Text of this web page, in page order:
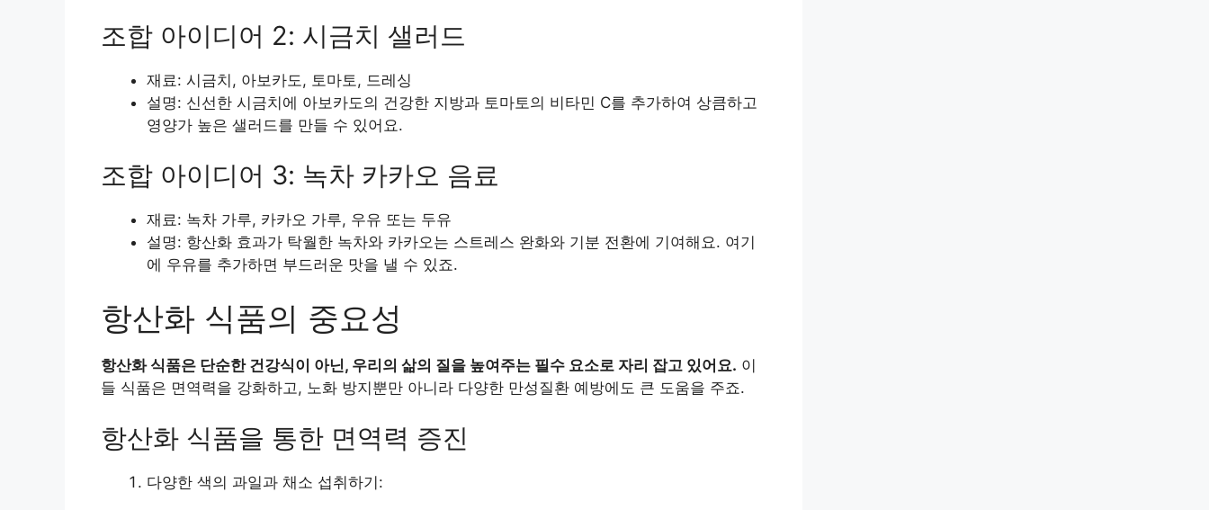
조합 아이디어 2: 시금치 샐러드
재료: 시금치, 아보카도, 토마토, 드레싱
설명: 신선한 시금치에 아보카도의 건강한 지방과 토마토의 비타민 C를 추가하여 상큼하고
영양가 높은 샐러드를 만들 수 있어요.
조합 아이디어 3: 녹차 카카오 음료
재료: 녹차 가루, 카카오 가루, 우유 또는 두유
설명: 항산화 효과가 탁월한 녹차와 카카오는 스트레스 완화와 기분 전환에 기여해요. 여기
에 우유를 추가하면 부드러운 맛을 낼 수 있죠.
항산화 식품의 중요성
항산화 식품은 단순한 건강식이 아닌, 우리의 삶의 질을 높여주는 필수 요소로 자리 잡고 있어요. 이
들 식품은 면역력을 강화하고, 노화 방지뿐만 아니라 다양한 만성질환 예방에도 큰 도움을 주죠.
항산화 식품을 통한 면역력 증진
다양한 색의 과일과 채소 섭취하기: